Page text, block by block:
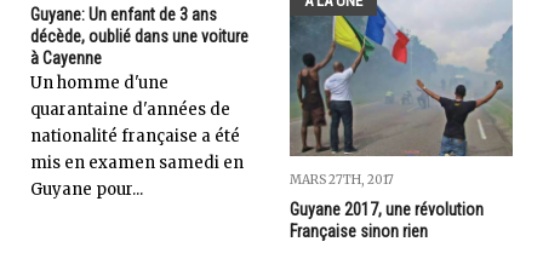
Guyane: Un enfant de 3 ans
décède, oublié dans une voiture
à Cayenne
Un homme d'une
quarantaine d'années de
nationalité française a été
mis en examen samedi en
Guyane pour...
MARS 27TH, 2017
Guyane 2017, une révolution
Française sinon rien